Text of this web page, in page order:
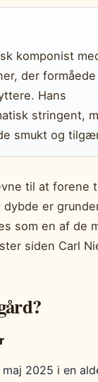
komponist
der
Hans
stringent,
smukt og
til at forene
er
som en af de
siden Carl
2025 i en